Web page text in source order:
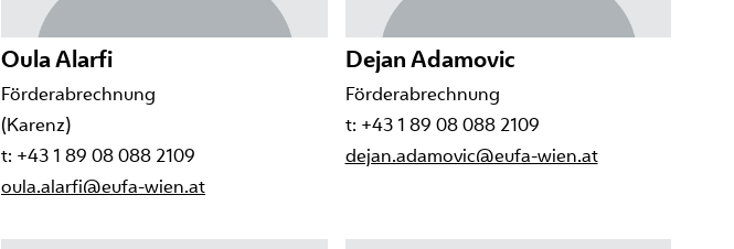
Oula Alarfi
Förderabrechnung
(Karenz)
t: +43 1 89 08 088 2109
oula.alarfi@eufa-wien.at
Dejan Adamovic
Förderabrechnung
t: +43 1 89 08 088 2109
dejan.adamovic@eufa-wien.at